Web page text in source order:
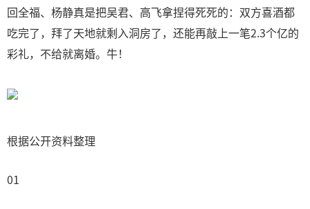
回全福、杨静真是把吴君、高飞拿捏得死死的：双方喜酒都
吃完了，拜了天地就剩入洞房了，还能再敲上一笔2.3个亿的
彩礼，不给就离婚。牛！
根据公开资料整理
01